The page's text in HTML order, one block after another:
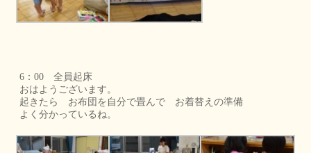
6：00 全員起床
おはようございます。
起きたら お布団を自分で畳んで お着替えの準備
よく分かっているね。